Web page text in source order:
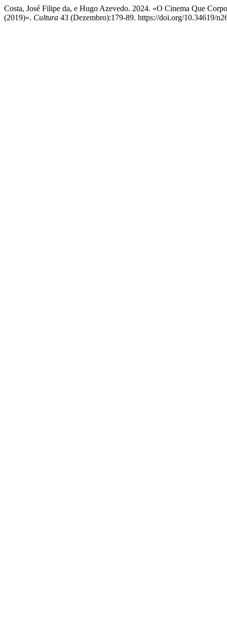
Costa, José Filipe da, e Hugo Azevedo. 2024. «O Cinema Que
(2019)». Cultura 43 (Dezembro):179-89. https://doi.org/10.34619/